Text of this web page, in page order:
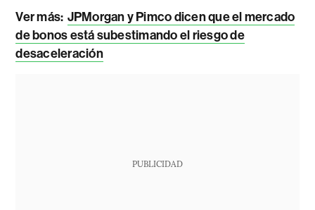
Ver más: JPMorgan y Pimco dicen que el mercado
de bonos está subestimando el riesgo de
desaceleración
PUBLICIDAD